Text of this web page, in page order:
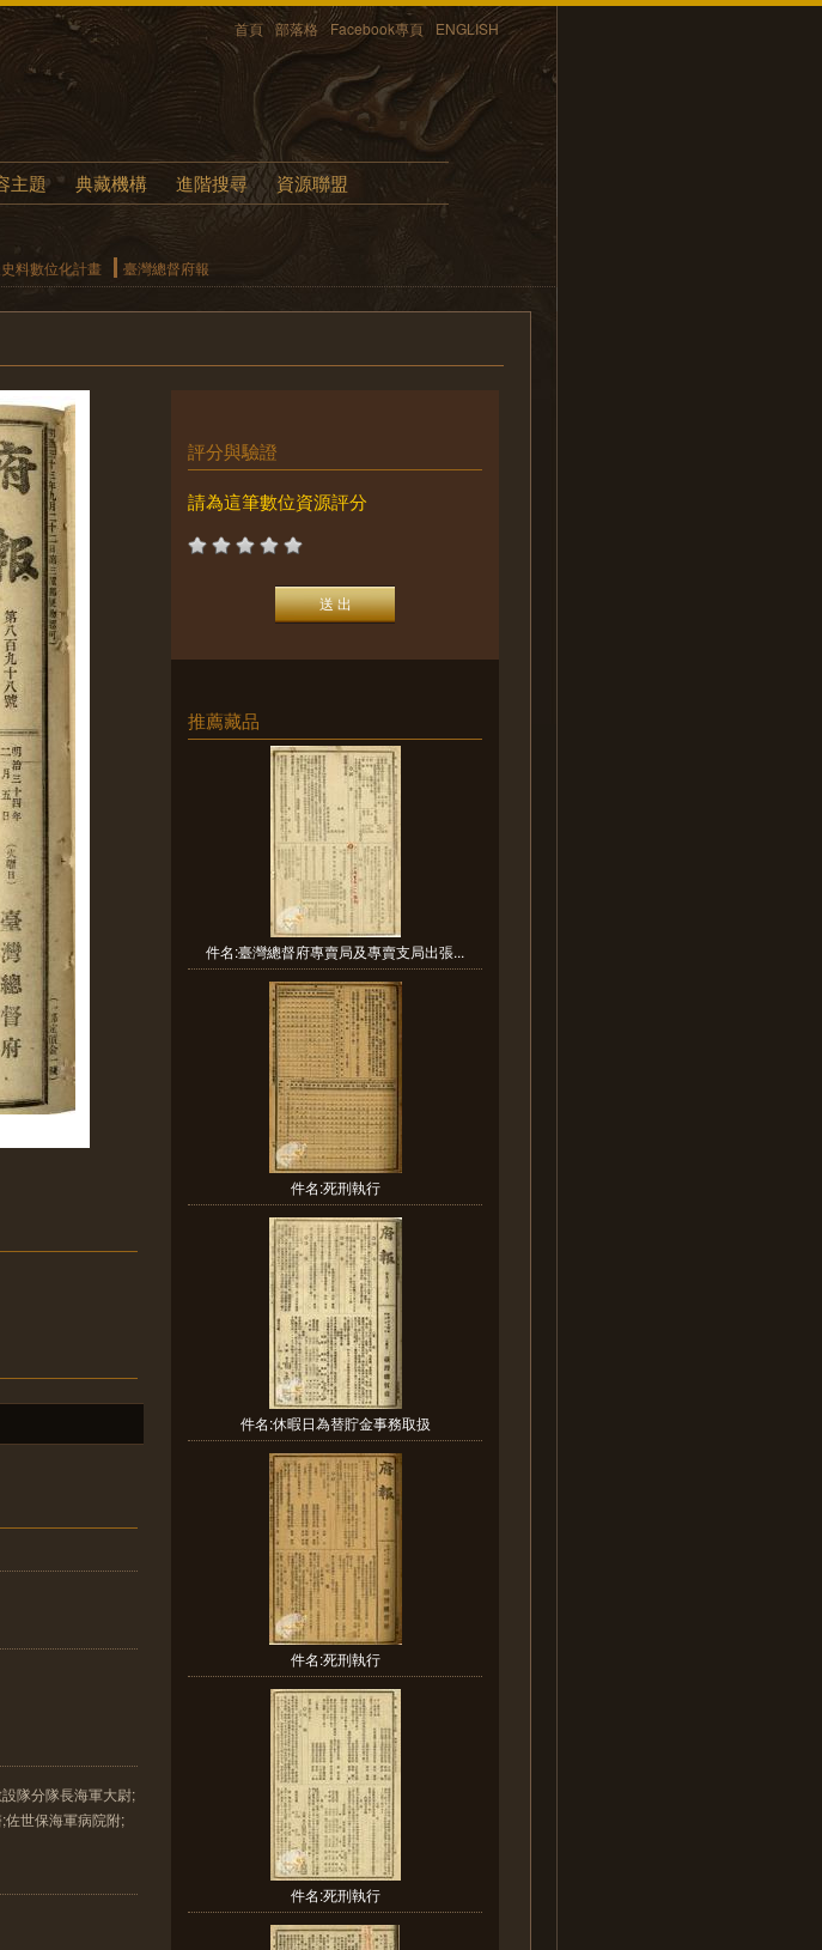
首頁 部落格 Facebook專頁 ENGLISH
主題 典藏機構 進階搜尋 資源聯盟
料數位化計畫 臺灣總督府報
隊分隊長海軍大尉;
佐世保海軍病院附;
評分與驗證
請為這筆數位資源評分
推薦藏品
件名:臺灣總督府專賣局及專賣支局出張...
件名:死刑執行
件名:休暇日為替貯金事務取扱
件名:死刑執行
件名:死刑執行